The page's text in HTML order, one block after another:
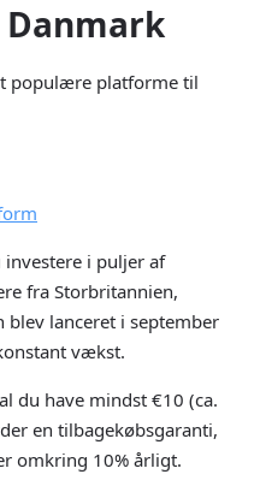
populære platforme til
i puljer af
fra Storbritannien,
blev lanceret i september
vækst.
du have mindst €10 (ca.
en tilbagekøbsgaranti,
omkring 10% årligt.